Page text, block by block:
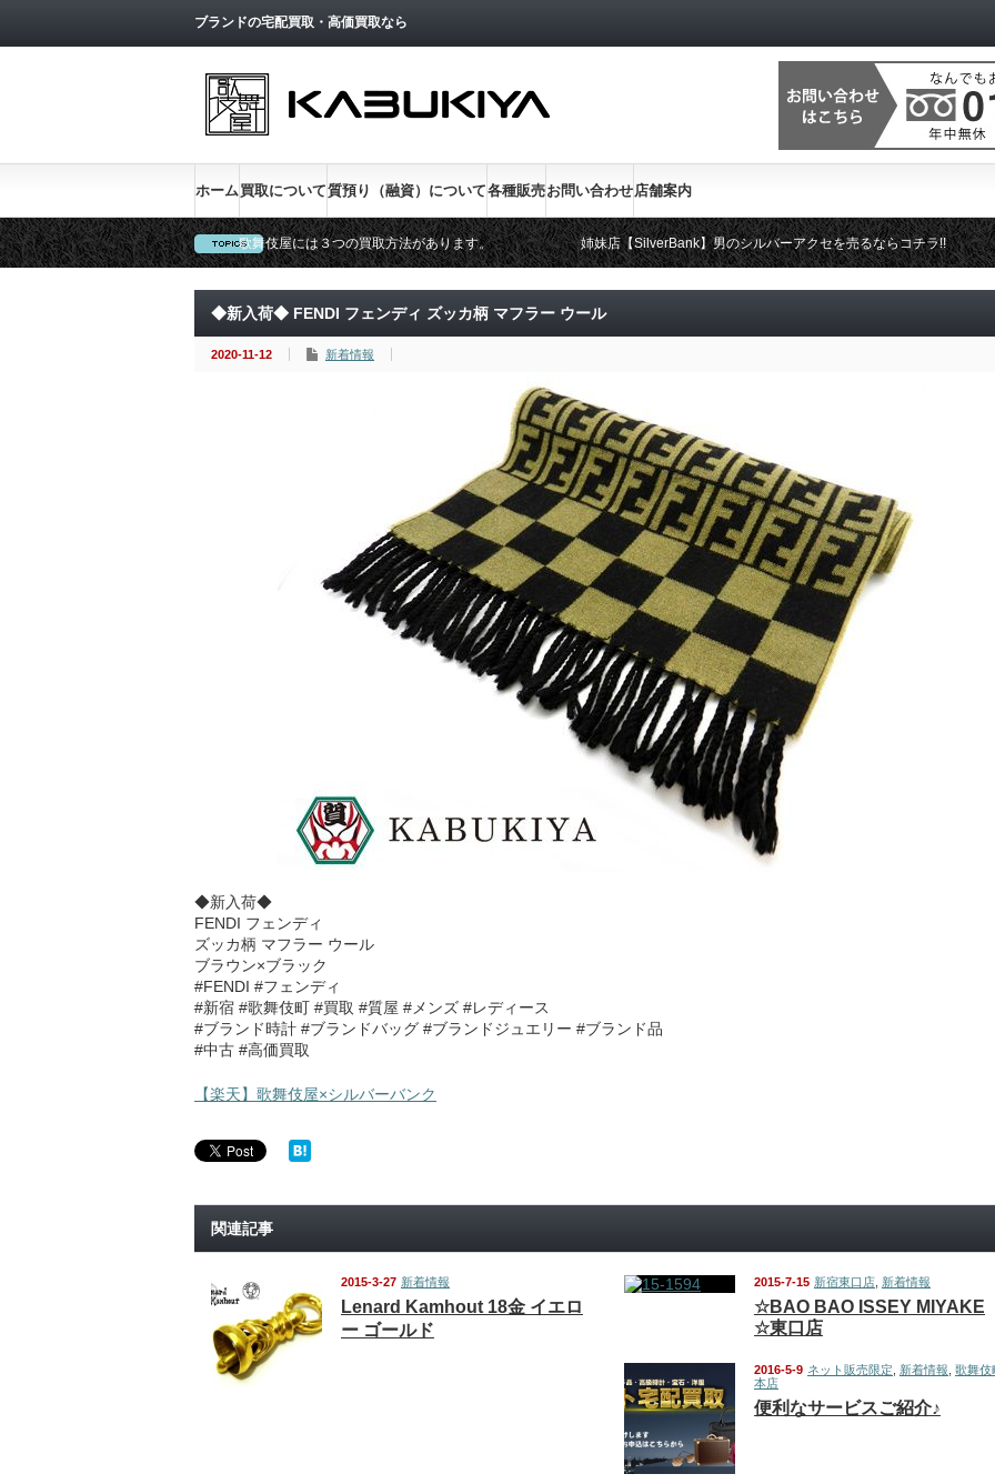
ブランドの宅配買取・高価買取なら
ホーム買取について質預り（融資）について各種販売お問い合わせ店舗案内
歌舞伎屋には３つの買取方法があります。
姉妹店【SilverBank】男のシルバーアクセを売るならコチラ!!
新宿低利息No.1、金利１％実施中
◆新入荷◆ FENDI フェンディ ズッカ柄 マフラー ウール
2020-11-12 新着情報
◆新入荷◆
FENDI フェンディ
ズッカ柄 マフラー ウール
ブラウン×ブラック
#FENDI #フェンディ
#新宿 #歌舞伎町 #買取 #質屋 #メンズ #レディース
#ブランド時計 #ブランドバッグ #ブランドジュエリー #ブランド品
#中古 #高価買取
【楽天】歌舞伎屋×シルバーバンク
関連記事
2015-3-27 新着情報
Lenard Kamhout 18金 イエロ
ー ゴールド
2015-7-15 新宿東口店 新着情報
☆BAO BAO ISSEY MIYAKE
☆東口店
2016-5-9 ネット販売限定 新着情報 歌舞伎
本店
便利なサービスご紹介♪
トップページへ戻る